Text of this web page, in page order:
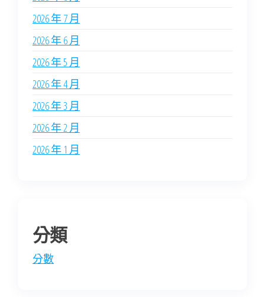
2026 年 7 月
2026 年 6 月
2026 年 5 月
2026 年 4 月
2026 年 3 月
2026 年 2 月
2026 年 1 月
分類
分數